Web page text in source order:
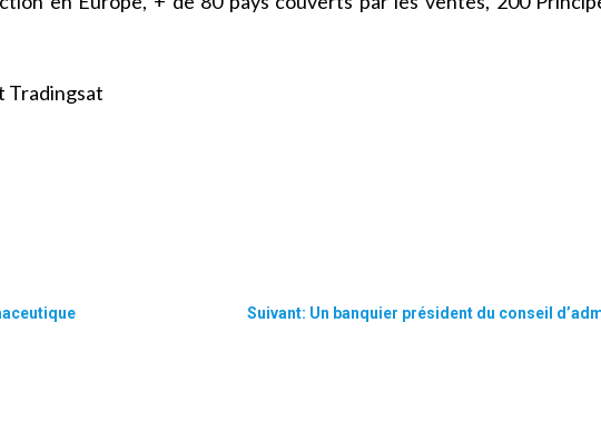
Tradingsat
Suivant: Un banquier président du conseil